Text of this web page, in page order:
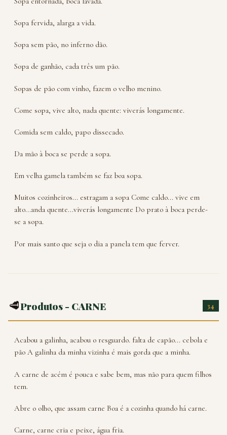
Sopa fervida, alarga a vida.
Sopa sem pão, no inferno dão.
Sopa de ganhão, cada três um pão.
Sopas de pão com vinho, fazem o velho menino.
Come sopa, vive alto, nada quente: viverás longamente.
Comida sem caldo, papo dissecado.
Da mão à boca se perde a sopa.
Em velha gamela também se faz boa sopa.
Muitos cozinheiros... estragam a sopa Come caldo... vive em
alto...anda quente...viverás longamente Do prato à boca perde-
se a sopa.
Por mais santo que seja o dia a panela tem que ferver.
🥩Produtos - CARNE 34
Acabou a galinha, acabou o resguardo. falta de capão... cebola e
pão A galinha da minha vizinha é mais gorda que a minha.
A carne de acém é pouca e sabe bem, mas não para quem filhos
tem.
Abre o olho, que assam carne Boa é a cozinha quando há carne.
Carne, carne cria e peixe, água fria.